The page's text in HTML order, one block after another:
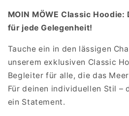
MOIN MÖWE Classic
für jede Gelegenheit!
Tauche ein in den lässigen
unserem exklusiven Classic
Begleiter für alle, die das
Für deinen individuellen Stil –
ein Statement.